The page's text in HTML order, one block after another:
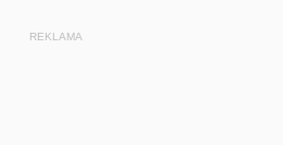
REKLAMA